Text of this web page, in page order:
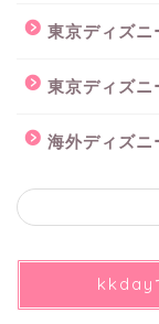
東京ディズニ
東京ディズニ
海外ディズニ
kkday